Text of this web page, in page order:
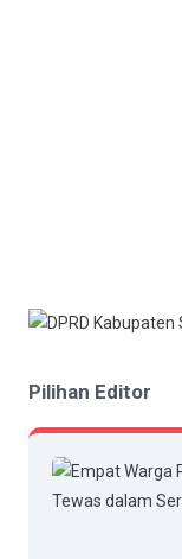
Pilihan Editor